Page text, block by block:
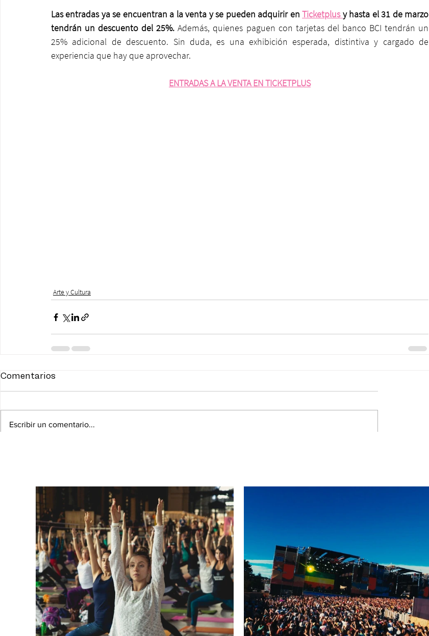
Las entradas ya se encuentran a la venta y se pueden adquirir en Ticketplus y hasta el 31 de marzo
tendrán un descuento del 25%. Además, quienes paguen con tarjetas del banco BCI tendrán un
25% adicional de descuento. Sin duda, es una exhibición esperada, distintiva y cargado de
experiencia que hay que aprovechar.
ENTRADAS A LA VENTA EN TICKETPLUS
Arte y Cultura
Comentarios
Escribir un comentario...